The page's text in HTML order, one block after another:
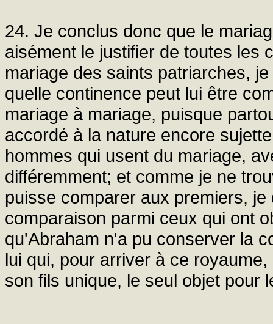
24. Je conclus donc que le
aisément le justifier de toutes les
mariage des saints patriarches,
quelle continence peut lui être
mariage à mariage, puisque
accordé à la nature encore
hommes qui usent du mariage,
différemment; et comme je ne
puisse comparer aux premiers,
comparaison parmi ceux qui ont
qu'Abraham n'a pu conserver la
lui qui, pour arriver à ce
son fils unique, le seul objet pour